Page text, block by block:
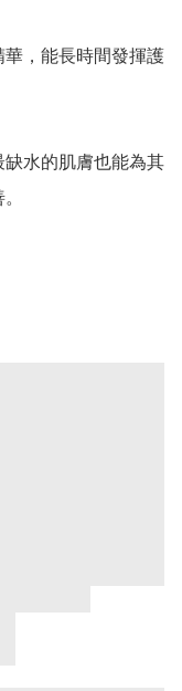
，能長時間發揮護
水的肌膚也能為其